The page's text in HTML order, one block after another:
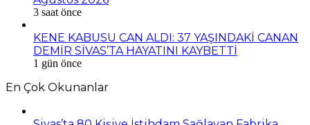
3 saat önce
KENE KABUSU CAN ALDI: 37 YAŞINDAKİ CANAN
DEMİR SİVAS’TA HAYATINI KAYBETTİ
1 gün önce
En Çok Okunanlar